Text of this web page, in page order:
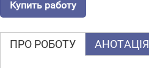
Купить работу
ПРО РОБОТУ АНОТАЦІЯ